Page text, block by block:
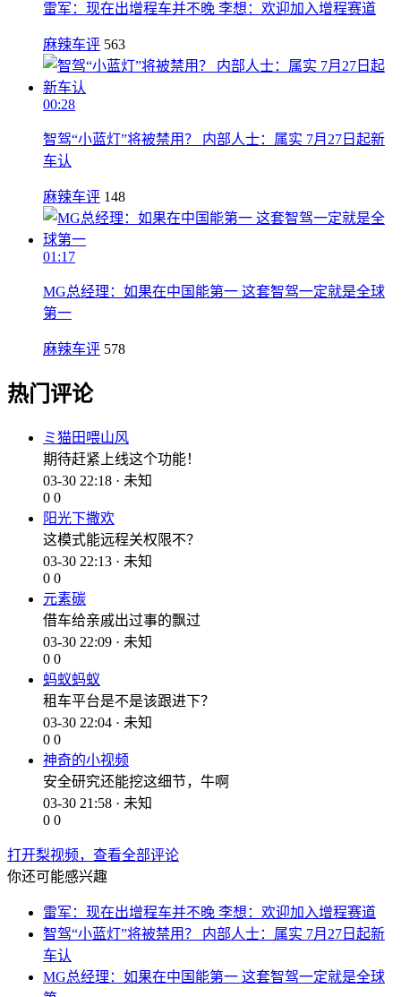
雷军：现在出增程车并不晚 李想：欢迎加入增程赛道
麻辣车评 563
00:28
智驾“小蓝灯”将被禁用？ 内部人士：属实 7月27日起新
车认
麻辣车评 148
01:17
MG总经理：如果在中国能第一 这套智驾一定就是全球
第一
麻辣车评 578
热门评论
ミ猫田喂山风
期待赶紧上线这个功能！
03-30 22:18 · 未知
0 0
阳光下撒欢
这模式能远程关权限不？
03-30 22:13 · 未知
0 0
元素碳
借车给亲戚出过事的飘过
03-30 22:09 · 未知
0 0
蚂蚁蚂蚁
租车平台是不是该跟进下？
03-30 22:04 · 未知
0 0
神奇的小视频
安全研究还能挖这细节，牛啊
03-30 21:58 · 未知
0 0
打开梨视频，查看全部评论
你还可能感兴趣
雷军：现在出增程车并不晚 李想：欢迎加入增程赛道
智驾“小蓝灯”将被禁用？ 内部人士：属实 7月27日起新
车认
MG总经理：如果在中国能第一 这套智驾一定就是全球